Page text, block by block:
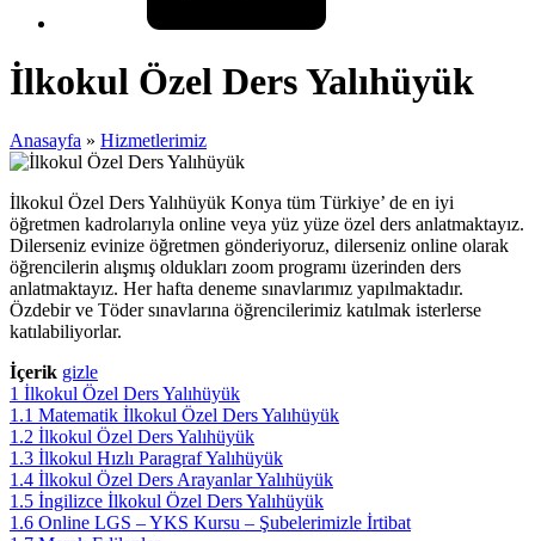
İlkokul Özel Ders Yalıhüyük
Anasayfa » Hizmetlerimiz
İlkokul Özel Ders Yalıhüyük Konya tüm Türkiye’ de en iyi
öğretmen kadrolarıyla online veya yüz yüze özel ders anlatmaktayız.
Dilerseniz evinize öğretmen gönderiyoruz, dilerseniz online olarak
öğrencilerin alışmış oldukları zoom programı üzerinden ders
anlatmaktayız. Her hafta deneme sınavlarımız yapılmaktadır.
Özdebir ve Töder sınavlarına öğrencilerimiz katılmak isterlerse
katılabiliyorlar.
İçerik gizle
1 İlkokul Özel Ders Yalıhüyük
1.1 Matematik İlkokul Özel Ders Yalıhüyük
1.2 İlkokul Özel Ders Yalıhüyük
1.3 İlkokul Hızlı Paragraf Yalıhüyük
1.4 İlkokul Özel Ders Arayanlar Yalıhüyük
1.5 İngilizce İlkokul Özel Ders Yalıhüyük
1.6 Online LGS – YKS Kursu – Şubelerimizle İrtibat